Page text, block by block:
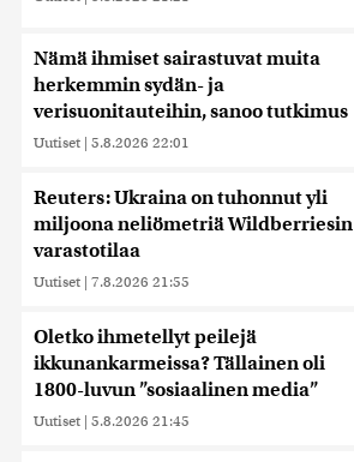
Nämä ihmiset sairastuvat muita
herkemmin sydän- ja
verisuonitauteihin, sanoo tutkimus
Uutiset | 5.8.2026 22:01
Reuters: Ukraina on tuhonnut yli
miljoona neliömetriä Wildberriesin
varastotilaa
Uutiset | 7.8.2026 21:55
Oletko ihmetellyt peilejä
ikkunankarmeissa? Tällainen oli
1800-luvun ”sosiaalinen media”
Uutiset | 5.8.2026 21:45